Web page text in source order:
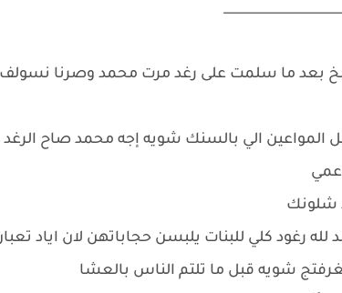
بعد ما سلمت على رغد مرت محمد وصرنا
المواعين الي بالسنك شويه إجه محمد صاح
شلونك
رغود كلي للبنات يلبسن حجاباتهن لان اياد
شويه قبل ما تلتم الناس بالعشا